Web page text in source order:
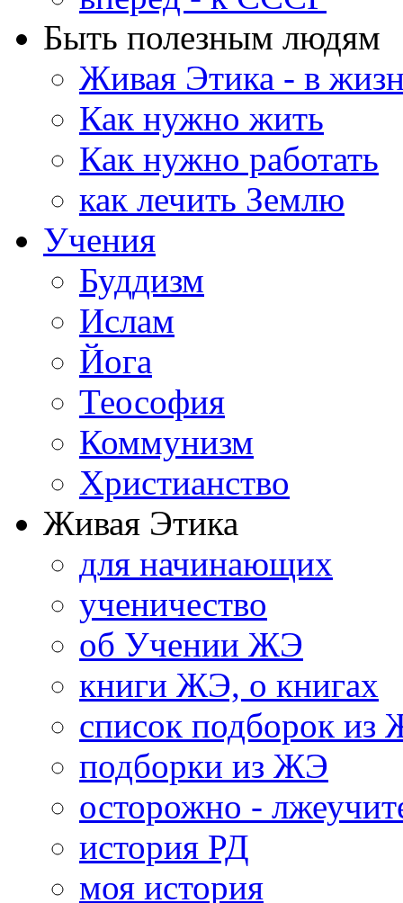
Быть полезным людям
Живая Этика - в
Как нужно жить
Как нужно работать
как лечить Землю
Учения
Буддизм
Ислам
Йога
Теософия
Коммунизм
Христианство
Живая Этика
для начинающих
ученичество
об Учении ЖЭ
книги ЖЭ, о книгах
список подборок из
подборки из ЖЭ
осторожно -
история РД
моя история